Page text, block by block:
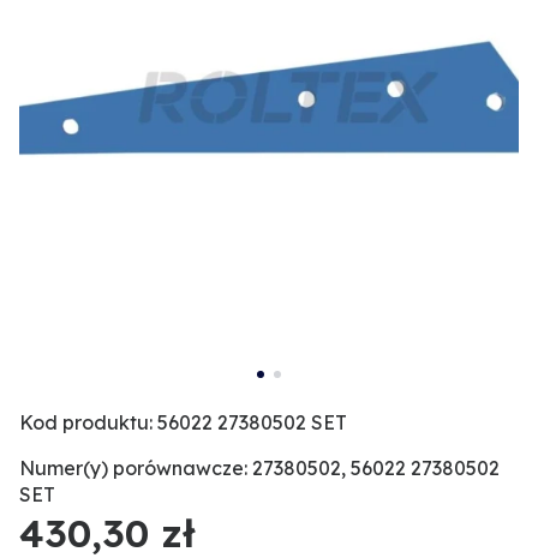
Kod produktu: 56022 27380502 SET
Numer(y) porównawcze: 27380502, 56022 27380502
SET
430,30 zł